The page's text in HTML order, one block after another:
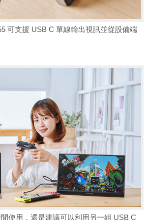
可支援 USB C 單線輸出視訊並從設備端
使用，還是建議可以利用另一組 USB C